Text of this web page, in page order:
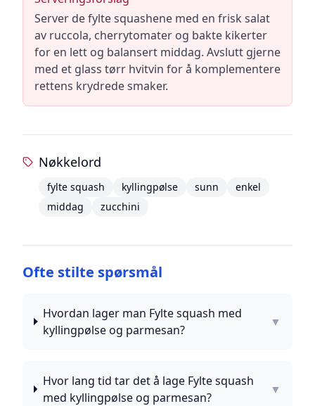
Server de fylte squashene med en frisk salat
av ruccola, cherrytomater og bakte kikerter
for en lett og balansert middag. Avslutt gjerne
med et glass tørr hvitvin for å komplementere
rettens krydrede smaker.
Nøkkelord
fylte squash kyllingpølse sunn
enkel
middag
zucchini
Ofte stilte spørsmål
Hvordan lager man Fylte squash med
kyllingpølse og parmesan?
▼
Hvor lang tid tar det å lage Fylte squash
med kyllingpølse og parmesan?
▼